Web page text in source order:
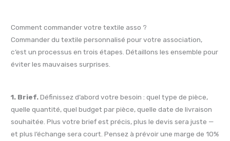
Comment commander votre textile asso ?
Commander du textile personnalisé pour votre association,
c’est un processus en trois étapes. Détaillons les ensemble pour
éviter les mauvaises surprises.
1. Brief.Définissez d’abord votre besoin : quel type de pièce,
quelle quantité, quel budget par pièce, quelle date de livraison
souhaitée. Plus votre brief est précis, plus le devis sera juste —
et plus l’échange sera court. Pensez à prévoir une marge de 10%